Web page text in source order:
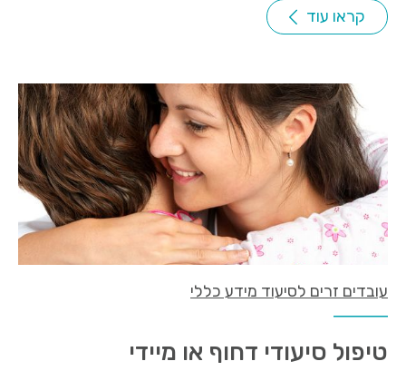
קראו עוד
עובדים זרים לסיעוד מידע כללי
טיפול סיעודי דחוף או מיידי